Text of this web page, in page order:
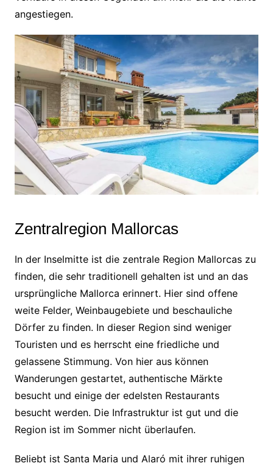
angestiegen.
Zentralregion Mallorcas
In der Inselmitte ist die zentrale Region Mallorcas zu
finden, die sehr traditionell gehalten ist und an das
ursprüngliche Mallorca erinnert. Hier sind offene
weite Felder, Weinbaugebiete und beschauliche
Dörfer zu finden. In dieser Region sind weniger
Touristen und es herrscht eine friedliche und
gelassene Stimmung. Von hier aus können
Wanderungen gestartet, authentische Märkte
besucht und einige der edelsten Restaurants
besucht werden. Die Infrastruktur ist gut und die
Region ist im Sommer nicht überlaufen.
Beliebt ist Santa Maria und Alaró mit ihrer ruhigen